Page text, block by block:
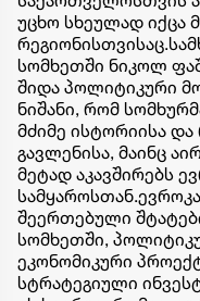
უცხო სხეულად იქცა
სომხეთში ნიკოლ
შიდა პოლიტიკური
ნიშანი, რომ
მძიმე ისტორიისა
გავლენისა, მაინც
მეტად აკავშირებს
შეერთებული
სომხეთში,
ეკონომიკური
სტრატეგიული